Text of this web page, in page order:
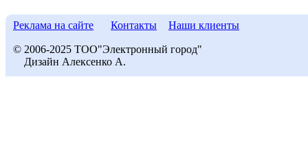
Реклама на сайте Контакты Наши клиенты
© 2006-2025 ТОО"Электронный город"
Дизайн Алексенко А.